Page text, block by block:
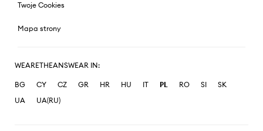
Twoje Cookies
Mapa strony
WEARETHEANSWEAR IN:
BG CY CZ GR HR HU IT PL RO SI
SK
UA
UA(RU)